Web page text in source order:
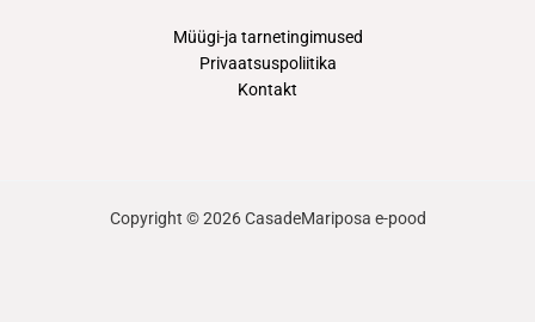
Müügi-ja tarnetingimused
Privaatsuspoliitika
Kontakt
Copyright © 2026 CasadeMariposa e-pood